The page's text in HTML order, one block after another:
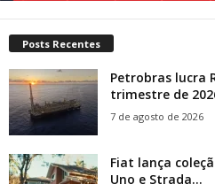
Posts Recentes
Petrobras lucra
trimestre de
7 de agosto de 2026
Fiat lança
Uno e Strada...